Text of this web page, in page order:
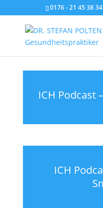
0176 - 21 45 38 34
ICH Podcast
ICH